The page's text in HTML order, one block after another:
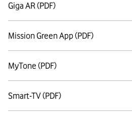
Giga AR (PDF)
Mission Green App (PDF)
MyTone (PDF)
Smart-TV (PDF)